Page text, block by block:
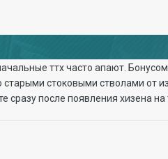
ттх часто апают.
старыми стоковыми стволами от
после появления хизена на